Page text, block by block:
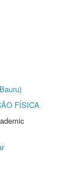
FÍSICA